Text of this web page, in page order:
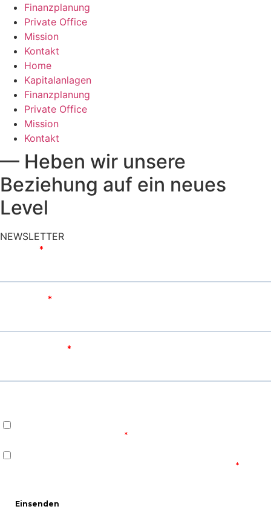
Finanzplanung
Private Office
Mission
Kontakt
Home
Kapitalanlagen
Finanzplanung
Private Office
Mission
Kontakt
— Heben wir unsere
Beziehung auf ein neues
Level
NEWSLETTER